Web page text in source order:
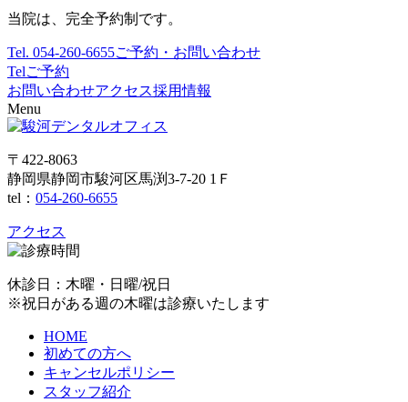
当院は、完全予約制です。
Tel. 054-260-6655ご予約・お問い合わせ
Telご予約
お問い合わせアクセス採用情報
Menu
〒422-8063
静岡県静岡市駿河区馬渕3-7-20 1Ｆ
tel： 054-260-6655
アクセス
休診日：木曜・日曜/祝日
※祝日がある週の木曜は診療いたします
HOME
初めての方へ
キャンセルポリシー
スタッフ紹介